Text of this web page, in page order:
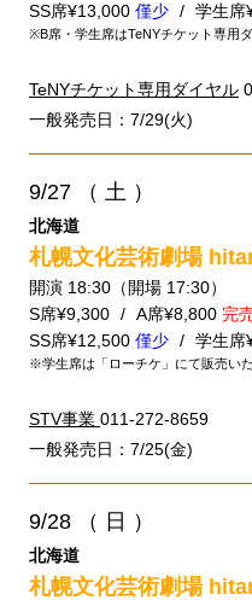
SS席¥13,000 僅少 学生席
※B席・学生席はTeNYチケット専用
TeNYチケット専用ダイヤル
一般発売日：7/29(火)
9/27 （ 土 ）
北海道
札幌文化芸術劇場
開演 18:30（開場 17:30）
S席¥9,300
A席¥8,800 完
SS席¥12,500 僅少 学生席
※学生席は「ローチケ」にて販売いた
STV事業 011-272-8659
一般発売日：7/25(金)
9/28 （ 日 ）
北海道
札幌文化芸術劇場